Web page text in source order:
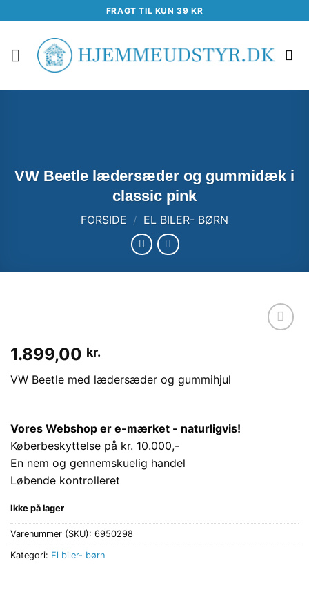
til
FRAGT TIL KUN 39 KR
VW Beetle lædersæder og gummidæk i
classic pink
FORSIDE / EL BILER- BØRN
1.899,00 kr.
VW Beetle med lædersæder og gummihjul
Vores Webshop er e-mærket - naturligvis!
Køberbeskyttelse på kr. 10.000,-
En nem og gennemskuelig handel
Løbende kontrolleret
Ikke på lager
Varenummer (SKU): 6950298
Kategori: El biler- børn